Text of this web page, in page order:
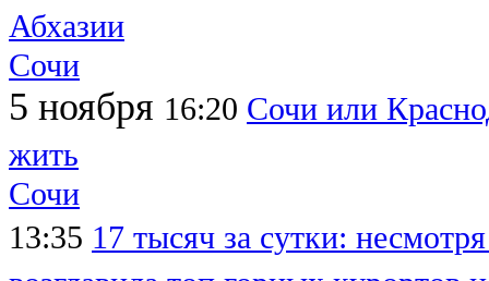
Абхазии
Сочи
5 ноября 16:20 Сочи или
жить
Сочи
13:35 17 тысяч за сутки: